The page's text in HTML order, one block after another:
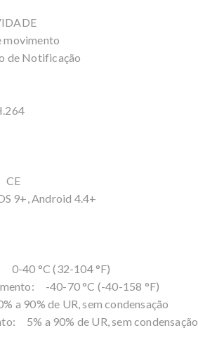
movimento
de Notificação
CE
9+, Android 4.4+
0-40 °C (32-104 °F)
-40-70 °C (-40-158 °F)
a 90% de UR, sem condensação
5% a 90% de UR, sem condensação